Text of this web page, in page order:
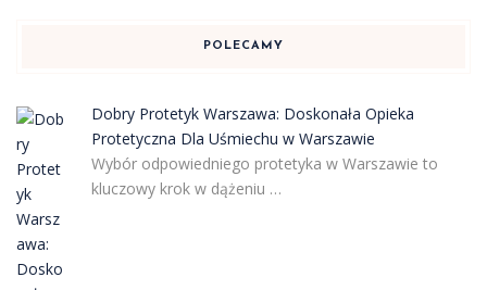
POLECAMY
Dobry Protetyk Warszawa: Doskonała Opieka
Protetyczna Dla Uśmiechu w Warszawie
Wybór odpowiedniego protetyka w Warszawie to
kluczowy krok w dążeniu …